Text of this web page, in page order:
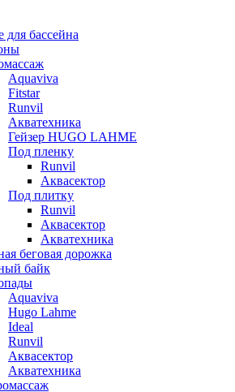
для бассейна
Aquaviva
Fitstar
Runvil
Акватехника
Гейзер HUGO LAHME
Под пленку
Runvil
Аквасектор
Под плитку
Runvil
Аквасектор
Акватехника
беговая дорожка
байк
Aquaviva
Hugo Lahme
Ideal
Runvil
Аквасектор
Акватехника